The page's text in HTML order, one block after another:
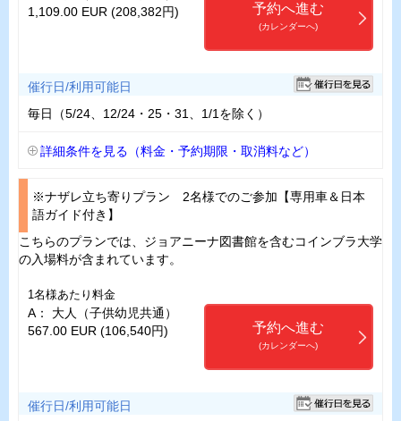
1,109.00 EUR (208,382円)
予約へ進む
(カレンダーへ)
催行日/利用可能日
毎日（5/24、12/24・25・31、1/1を除く）
詳細条件を見る（料金・予約期限・取消料など）
※ナザレ立ち寄りプラン 2名様でのご参加【専用車＆日本
語ガイド付き】
こちらのプランでは、ジョアニーナ図書館を含むコインブラ大学
の入場料が含まれています。
1名様あたり料金
A： 大人（子供幼児共通）
567.00 EUR (106,540円)
予約へ進む
(カレンダーへ)
催行日/利用可能日